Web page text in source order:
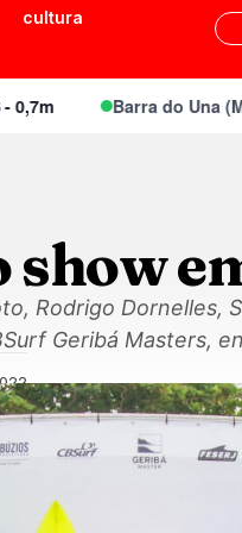
cultura
Barra do Una (Meio)
show
Rodrigo Dornelles,
Geribá Masters,